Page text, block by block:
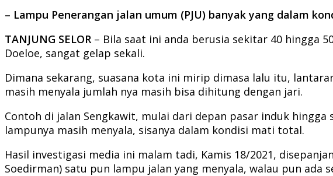
– Lampu Penerangan jalan umum (PJU) banyak yang dalam
TANJUNG SELOR – Bila saat ini anda berusia sekitar 40 hingga
Doeloe, sangat gelap sekali.
Dimana sekarang, suasana kota ini mirip dimasa lalu itu,
masih menyala jumlah nya masih bisa dihitung dengan jari.
Contoh di jalan Sengkawit, mulai dari depan pasar induk
lampunya masih menyala, sisanya dalam kondisi mati total.
Hasil investigasi media ini malam tadi, Kamis 18/2021,
Soedirman) satu pun lampu jalan yang menyala, walau pun